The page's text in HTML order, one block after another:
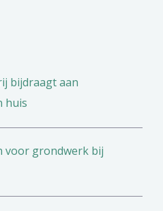
bijdraagt aan
huis
voor grondwerk bij